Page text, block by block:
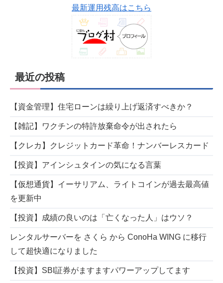
最新運用残高はこちら
最近の投稿
【資金管理】住宅ローンは繰り上げ返済すべきか？
【雑記】ワクチンの特許放棄命令が出されたら
【クレカ】クレジットカード革命！ナンバーレスカード
【投資】アインシュタインの気になる言葉
【仮想通貨】イーサリアム、ライトコインが過去最高値
を更新中
【投資】成績の良いのは「亡くなった人」はウソ？
レンタルサーバーを さくら から ConoHa WING に移行
して超快適になりました
【投資】SBI証券がますますパワーアップしてます